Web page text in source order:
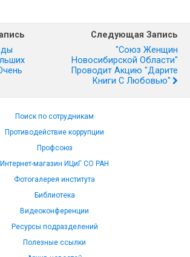
Следующая Запись
"Союз Женщин
Новосибирской Области"
Проводит Акцию "Дарите
Книги С Любовью"
Поиск по сотрудникам
Противодействие коррупции
Профсоюз
Интернет-магазин ИЦиГ СО РАН
Фотогалерея института
Библиотека
Видеоконференции
Ресурсы подразделений
Полезные ссылки